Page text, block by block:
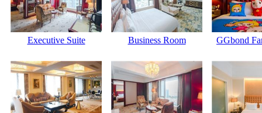
Executive Suite Business Room GGbond